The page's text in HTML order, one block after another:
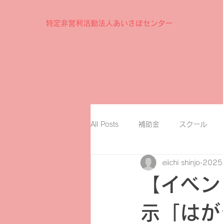
特定非営利活動法人あいさぽセンター
All Posts 補助金 スクール
【イベ
示「は
eiichi shinjo 2025